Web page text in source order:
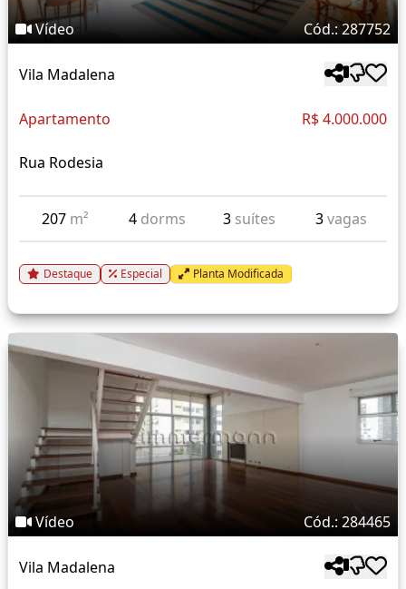
Vídeo Cód.: 287752
Vila Madalena
Apartamento R$ 4.000.000
Rua Rodesia
207 m² 4 dorms 3 suítes 3vagas
Destaque Especial Planta Modificada
Vídeo Cód.: 284465
Vila Madalena